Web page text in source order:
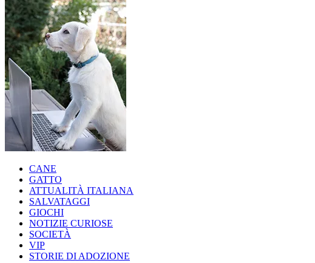
CANE
GATTO
ATTUALITÀ ITALIANA
SALVATAGGI
GIOCHI
NOTIZIE CURIOSE
SOCIETÀ
VIP
STORIE DI ADOZIONE